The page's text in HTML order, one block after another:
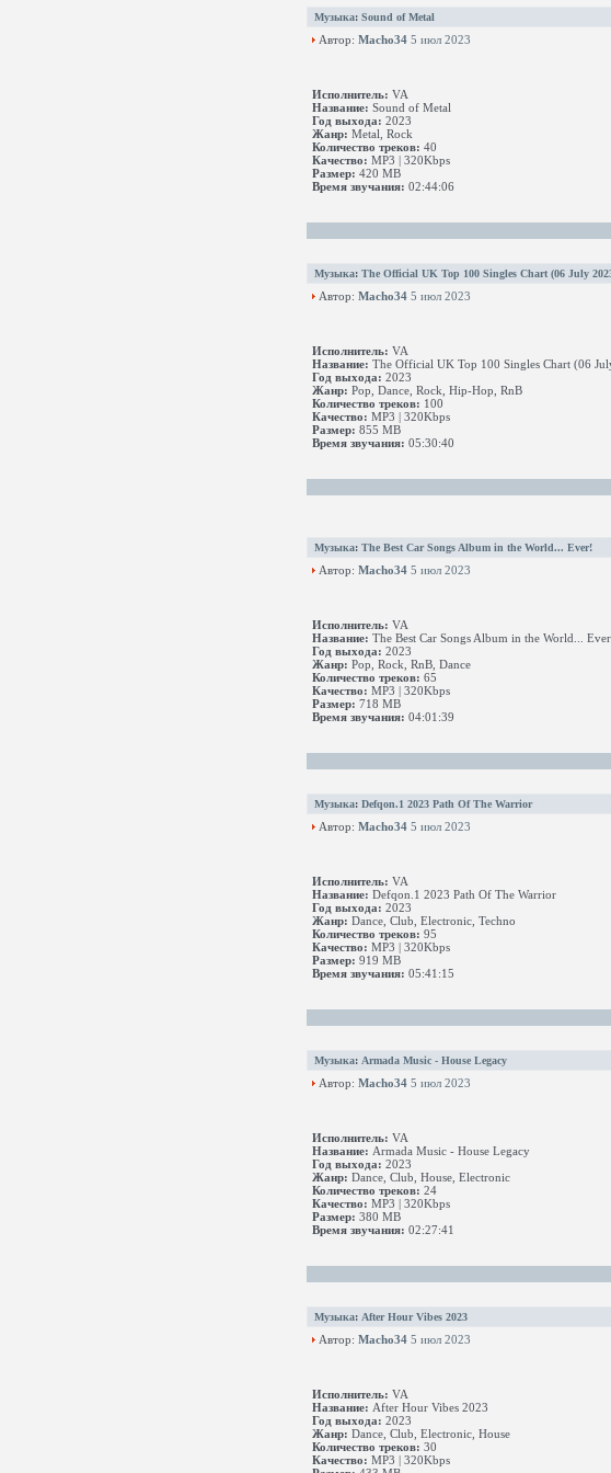
Музыка: Sound of Metal
Автор: Macho34 5 июл 2023
Исполнитель: VA
Название: Sound of Metal
Год выхода: 2023
Жанр: Metal, Rock
Количество треков: 40
Качество: MP3 | 320Kbps
Размер: 420 MB
Время звучания: 02:44:06
Музыка: The Official UK Top 100 Singles Chart (06 July
Автор: Macho34 5 июл 2023
Исполнитель: VA
Название: The Official UK Top 100 Singles Chart (06
Год выхода: 2023
Жанр: Pop, Dance, Rock, Hip-Hop, RnB
Количество треков: 100
Качество: MP3 | 320Kbps
Размер: 855 MB
Время звучания: 05:30:40
Музыка: The Best Car Songs Album in the World... Ever!
Автор: Macho34 5 июл 2023
Исполнитель: VA
Название: The Best Car Songs Album in the World...
Год выхода: 2023
Жанр: Pop, Rock, RnB, Dance
Количество треков: 65
Качество: MP3 | 320Kbps
Размер: 718 MB
Время звучания: 04:01:39
Музыка: Defqon.1 2023 Path Of The Warrior
Автор: Macho34 5 июл 2023
Исполнитель: VA
Название: Defqon.1 2023 Path Of The Warrior
Год выхода: 2023
Жанр: Dance, Club, Electronic, Techno
Количество треков: 95
Качество: MP3 | 320Kbps
Размер: 919 MB
Время звучания: 05:41:15
Музыка: Armada Music - House Legacy
Автор: Macho34 5 июл 2023
Исполнитель: VA
Название: Armada Music - House Legacy
Год выхода: 2023
Жанр: Dance, Club, House, Electronic
Количество треков: 24
Качество: MP3 | 320Kbps
Размер: 380 MB
Время звучания: 02:27:41
Музыка: After Hour Vibes 2023
Автор: Macho34 5 июл 2023
Исполнитель: VA
Название: After Hour Vibes 2023
Год выхода: 2023
Жанр: Dance, Club, Electronic, House
Количество треков: 30
Качество: MP3 | 320Kbps